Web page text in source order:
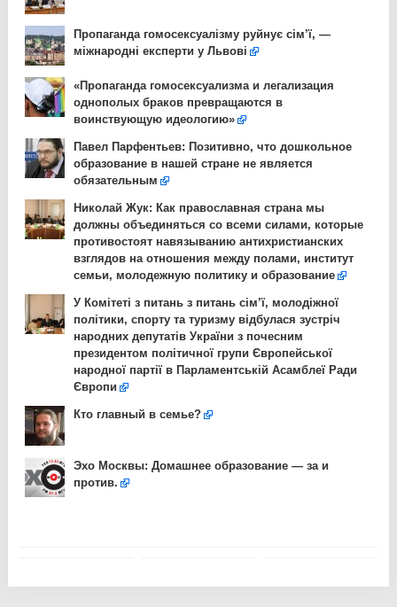
Пропаганда гомосексуалізму руйнує сім’ї, —
міжнародні експерти у Львові
«Пропаганда гомосексуализма и легализация
однополых браков превращаются в
воинствующую идеологию»
Павел Парфентьев: Позитивно, что дошкольное
образование в нашей стране не является
обязательным
Николай Жук: Как православная страна мы
должны объединяться со всеми силами, которые
противостоят навязыванию антихристианских
взглядов на отношения между полами, институт
семьи, молодежную политику и образование
У Комітеті з питань з питань сім’ї, молодіжної
політики, спорту та туризму відбулася зустріч
народних депутатів України з почесним
президентом політичної групи Європейської
народної партії в Парламентській Асамблеї Ради
Європи
Кто главный в семье?
Эхо Москвы: Домашнее образование — за и
против.